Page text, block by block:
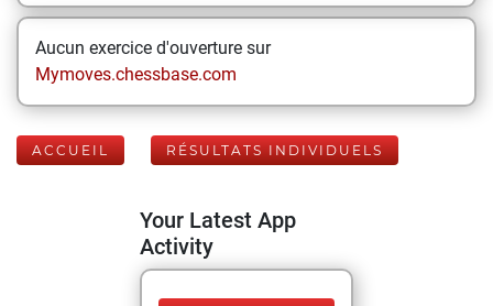
Aucun exercice d'ouverture sur
Mymoves.chessbase.com
ACCUEIL RÉSULTATS INDIVIDUELS
Your Latest App
Activity